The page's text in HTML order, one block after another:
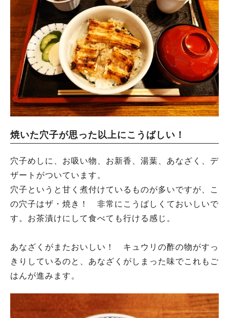
焼いた穴子が思った以上にこうばしい！
穴子めしに、お吸い物、お新香、湯葉、あなざく、デ
ザートがついています。
穴子というと甘く煮付けているものが多いですが、こ
の穴子はザ・焼き！ 非常にこうばしくておいしいで
す。お茶漬けにして食べても行ける感じ。
あなざくがまたおいしい！ キュウリの酢の物がすっ
きりしているのと、あなざくがしまった味でこれもご
はんが進みます。